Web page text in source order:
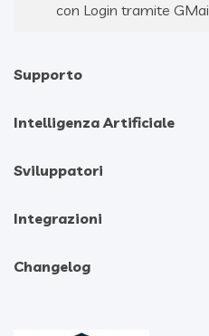
con Login tramite
Supporto
Intelligenza Artificiale
Sviluppatori
Integrazioni
Changelog